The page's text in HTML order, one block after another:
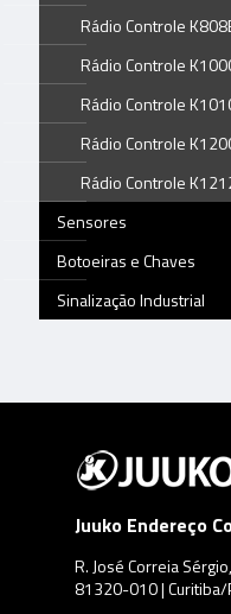
Rádio Controle
Rádio Controle
Rádio Controle
Rádio Controle
Rádio Controle
Sensores
Botoeiras e Chaves
Sinalização Industrial
Juuko Endereço
R. José Correia
81320-010 | Curitiba/